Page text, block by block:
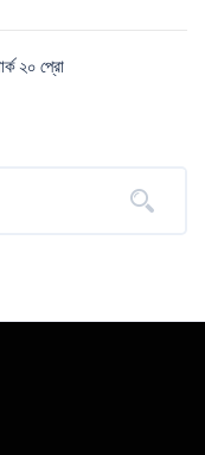
২০ প্রো